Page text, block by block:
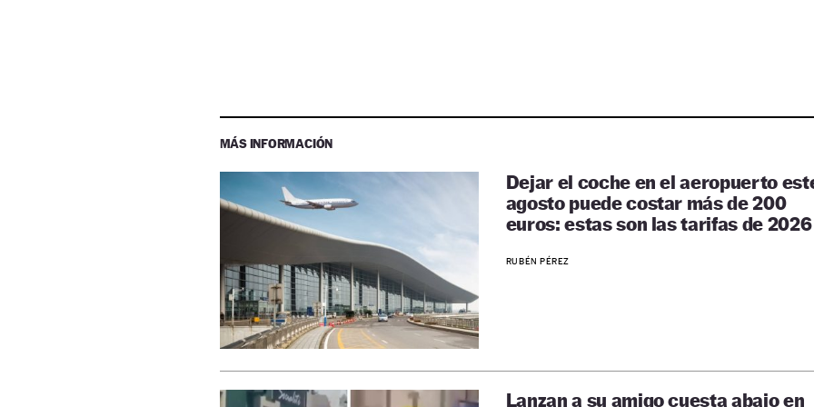
MÁS INFORMACIÓN
Dejar el coche en el aeropuerto
agosto puede costar más de 200
euros: estas son las tarifas de 2026
RUBÉN PÉREZ
Lanzan a su amigo cuesta abajo en